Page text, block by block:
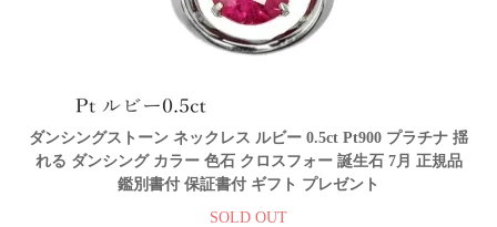
ダンシングストーン ネックレス ルビー 0.5ct Pt900 プラチナ 揺
れる ダンシング カラー 色石 クロスフォー 誕生石 7月 正規品
鑑別書付 保証書付 ギフト プレゼント
SOLD OUT